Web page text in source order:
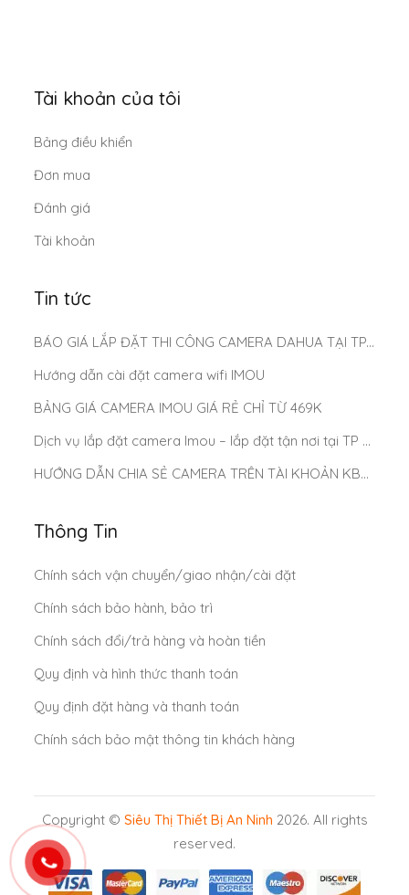
Tài khoản của tôi
Bảng điều khiển
Đơn mua
Đánh giá
Tài khoản
Tin tức
BÁO GIÁ LẮP ĐẶT THI CÔNG CAMERA DAHUA TẠI TP.HCM MỚI NHẤT 2025
Hướng dẫn cài đặt camera wifi IMOU
BẢNG GIÁ CAMERA IMOU GIÁ RẺ CHỈ TỪ 469K
Dịch vụ lắp đặt camera Imou – lắp đặt tận nơi tại TP Hồ Chí Minh
HƯỚNG DẪN CHIA SẺ CAMERA TRÊN TÀI KHOẢN KBONE
Thông Tin
Chính sách vận chuyển/giao nhận/cài đặt
Chính sách bảo hành, bảo trì
Chính sách đổi/trả hàng và hoàn tiền
Quy định và hình thức thanh toán
Quy định đặt hàng và thanh toán
Chính sách bảo mật thông tin khách hàng
Copyright © Siêu Thị Thiết Bị An Ninh 2026. All rights
reserved.